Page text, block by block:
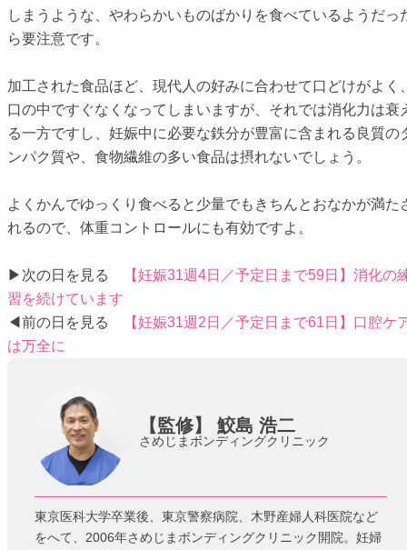
しまうような、やわらかいものばかりを食べているようだっ
ら要注意です。
加工された食品ほど、現代人の好みに合わせて口どけがよく
口の中ですぐなくなってしまいますが、それでは消化力は衰
る一方ですし、妊娠中に必要な鉄分が豊富に含まれる良質の
ンパク質や、食物繊維の多い食品は摂れないでしょう。
よくかんでゆっくり食べると少量でもきちんとおなかが満た
れるので、体重コントロールにも有効ですよ。
▶次の日を見る
【妊娠31週4日／予定日まで59日】消化の
習を続けています
◀前の日を見る
【妊娠31週2日／予定日まで61日】口腔ケ
は万全に
【監修】 鮫島 浩二
さめじまボンディングクリニック
東京医科大学卒業後、東京警察病院、木野産婦人科医院など
をへて、2006年さめじまボンディングクリニック開院。妊婦